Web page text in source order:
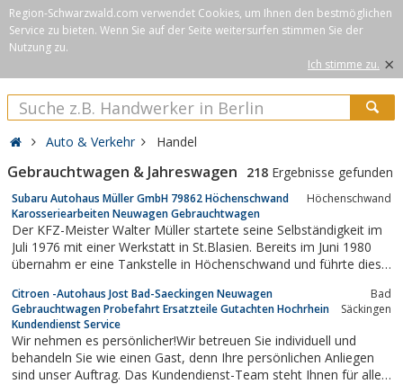
Region-Schwarzwald.com verwendet Cookies, um Ihnen den bestmöglichen
Service zu bieten. Wenn Sie auf der Seite weitersurfen stimmen Sie der
Nutzung zu.
Ich stimme zu. ×
Auto & Verkehr Handel
Gebrauchtwagen & Jahreswagen 218 Ergebnisse gefunden
Subaru Autohaus Müller GmbH 79862 Höchenschwand
Karosseriearbeiten Neuwagen Gebrauchtwagen
Höchenschwand
Der KFZ-Meister Walter Müller startete seine Selbständigkeit im
Juli 1976 mit einer Werkstatt in St.Blasien. Bereits im Juni 1980
übernahm er eine Tankstelle in Höchenschwand und führte diese
wurde der Geschäftssitz in St. Blasien geschlossen, um sich so
intensiver dem...
Citroen -Autohaus Jost Bad-Saeckingen Neuwagen
Gebrauchtwagen Probefahrt Ersatzteile Gutachten Hochrhein
Kundendienst Service
Bad
Säckingen
Wir nehmen es persönlicher!Wir betreuen Sie individuell und
behandeln Sie wie einen Gast, denn Ihre persönlichen Anliegen
sind unser Auftrag. Das Kundendienst-Team steht Ihnen für alle